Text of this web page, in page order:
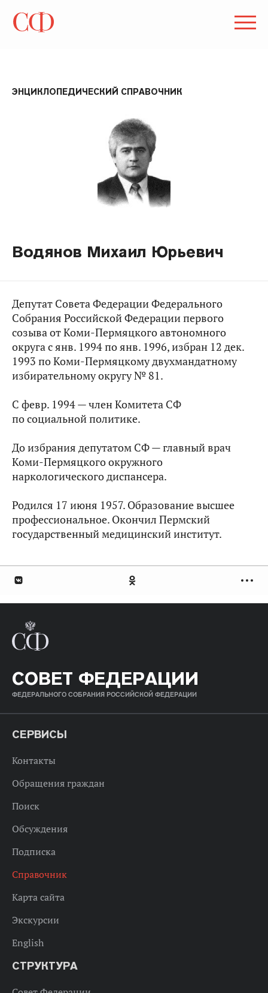
ЭНЦИКЛОПЕДИЧЕСКИЙ СПРАВОЧНИК
Водянов Михаил Юрьевич
Депутат Совета Федерации Федерального
Собрания Российской Федерации первого
созыва от Коми-Пермяцкого автономного
округа с янв. 1994 по янв. 1996, избран 12 дек.
1993 по Коми-Пермяцкому двухмандатному
избирательному округу № 81.
С февр. 1994 — член Комитета СФ
по социальной политике.
До избрания депутатом СФ — главный врач
Коми-Пермяцкого окружного
наркологического диспансера.
Родился 17 июня 1957. Образование высшее
профессиональное. Окончил Пермский
государственный медицинский институт.
СОВЕТ ФЕДЕРАЦИИ
ФЕДЕРАЛЬНОГО СОБРАНИЯ РОССИЙСКОЙ ФЕДЕРАЦИИ
СЕРВИСЫ
Контакты
Обращения граждан
Поиск
Обсуждения
Подписка
Справочник
Карта сайта
Экскурсии
English
СТРУКТУРА